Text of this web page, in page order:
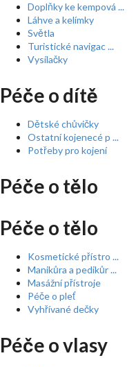
Doplňky ke kempová ...
Láhve a kelímky
Světla
Turistické navigac ...
Vysílačky
Péče o dítě
Dětské chůvičky
Ostatní kojenecé p ...
Potřeby pro kojení
Péče o tělo
Péče o tělo
Kosmetické přístro ...
Manikůra a pedikůr ...
Masážní přístroje
Péče o pleť
Vyhřívané dečky
Péče o vlasy